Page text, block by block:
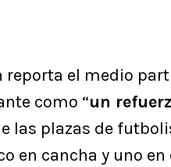
reporta el medio
como “un
las plazas de
en cancha y uno